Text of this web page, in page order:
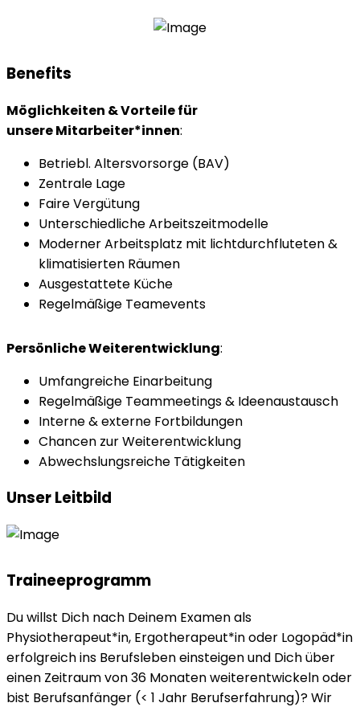
Benefits
Möglichkeiten & Vorteile für
unsereMitarbeiter*innen:
Betriebl. Altersvorsorge (BAV)
Zentrale Lage
Faire Vergütung
Unterschiedliche Arbeitszeitmodelle
Moderner Arbeitsplatz mit lichtdurchfluteten &
klimatisierten Räumen
Ausgestattete Küche
Regelmäßige Teamevents
PersönlicheWeiterentwicklung:
Umfangreiche Einarbeitung
Regelmäßige Teammeetings & Ideenaustausch
Interne & externe Fortbildungen
Chancen zur Weiterentwicklung
Abwechslungsreiche Tätigkeiten
Unser Leitbild
Traineeprogramm
Du willst Dich nach Deinem Examen als
Physiotherapeut*in, Ergotherapeut*in oder Logopäd*in
erfolgreich ins Berufsleben einsteigen und Dich über
einen Zeitraum von 36 Monaten weiterentwickeln oder
bist Berufsanfänger (< 1 Jahr Berufserfahrung)? Wir